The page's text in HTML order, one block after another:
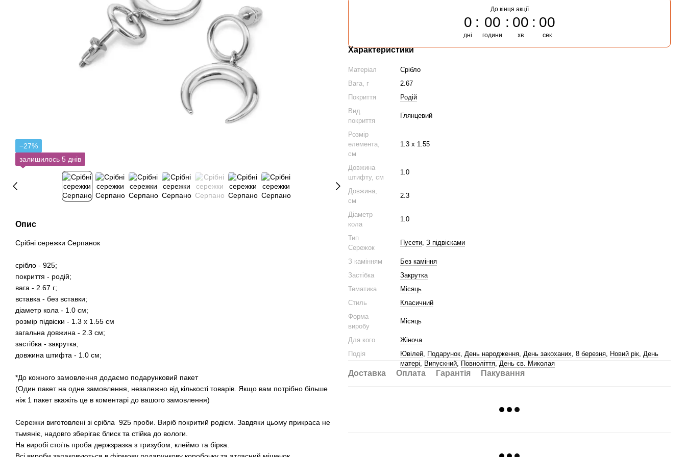
−27%
залишилось 5 днів
Опис
Срібні сережки Серпанок
срібло - 925;
покриття - родій;
вага - 2.67 г;
вставка - без вставки;
діаметр кола - 1.0 см;
розмір підвіски - 1.3 х 1.55 см
загальна довжина - 2.3 см;
застібка - закрутка;
довжина штифта - 1.0 см;
*До кожного замовлення додаємо подарунковий пакет
(Один пакет на одне замовлення, незалежно від кількості товарів. Якщо вам потрібно більше
ніж 1 пакет вкажіть це в коментарі до вашого замовлення)
Сережки виготовлені зі срібла 925 проби. Виріб покритий родієм. Завдяки цьому прикраса не
тьмяніє, надовго зберігає блиск та стійка до вологи.
На виробі стоїть проба держзразка з тризубом, клеймо та бірка.
До кінця акції
0
дні
00
години
00
хв
00
сек
Характеристики
Матеріал
Срібло
Вага, г
2.67
Покриття
Родій
Вид
покриття
Глянцевий
Розмір
елемента,
см
1.3 х 1.55
Довжина
штифту, см
1.0
Довжина,
см
2.3
Діаметр
кола
1.0
Тип
Сережок
Пусети, З підвісками
З камінням
Без каміння
Застібка
Закрутка
Тематика
Місяць
Стиль
Класичний
Форма
виробу
Місяць
Для кого
Жіноча
Подія
Ювілей, Подарунок, День народження, День закоханих, 8 березня, Новий рік, День
матері, Випускний, Повноліття, День св. Миколая
Доставка Оплата Гарантія Пакування